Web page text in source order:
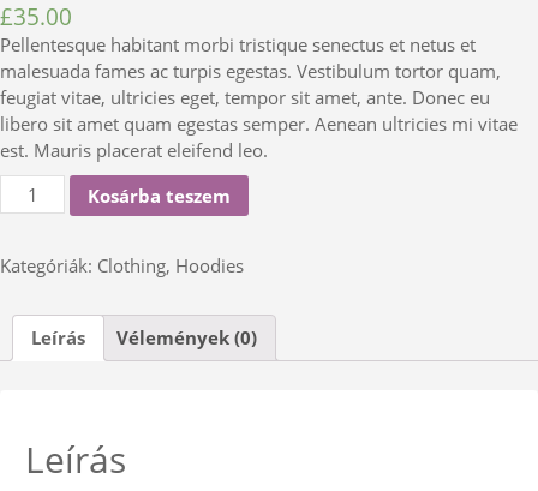
£35.00
Pellentesque habitant morbi tristique senectus et netus et
malesuada fames ac turpis egestas. Vestibulum tortor quam,
feugiat vitae, ultricies eget, tempor sit amet, ante. Donec eu
libero sit amet quam egestas semper. Aenean ultricies mi vitae
est. Mauris placerat eleifend leo.
Woo
Logo
Kosárba teszem
Kategóriák: Clothing, Hoodies
Leírás Vélemények (0)
Leírás